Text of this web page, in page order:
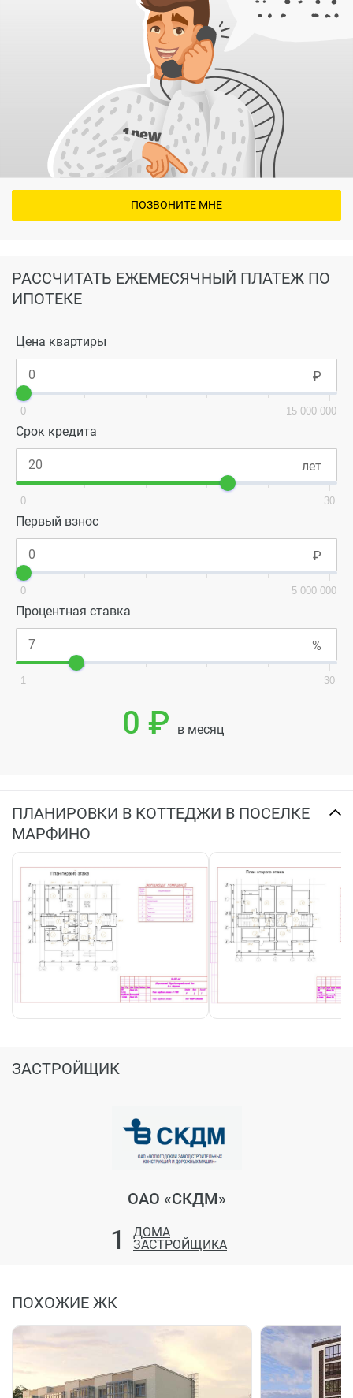
РАССЧИТАТЬ ЕЖЕМЕСЯЧНЫЙ ПЛАТЕЖ ПО
ИПОТЕКЕ
Цена квартиры
0 15 000 000
Срок кредита
0 30
Первый взнос
0 5 000 000
Процентная ставка
1 30
0 ₽ в месяц
ПЛАНИРОВКИ В КОТТЕДЖИ В ПОСЕЛКЕ
МАРФИНО
ПОЗВОНИТЕ МНЕ
ЗАСТРОЙЩИК
ОАО «СКДМ»
1
ДОМА
ЗАСТРОЙЩИКА
ПОХОЖИЕ ЖК